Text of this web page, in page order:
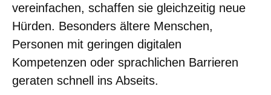
vereinfachen, schaffen sie gleichzeitig neue
Hürden. Besonders ältere Menschen,
Personen mit geringen digitalen
Kompetenzen oder sprachlichen Barrieren
geraten schnell ins Abseits.